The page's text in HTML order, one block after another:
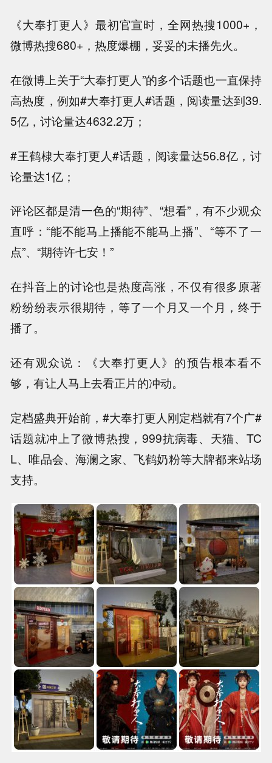
《大奉打更人》最初官宣时，全网热搜1000+，
微博热搜680+，热度爆棚，妥妥的未播先火。
在微博上关于“大奉打更人”的多个话题也一直保持
高热度，例如#大奉打更人#话题，阅读量达到39.
5亿，讨论量达4632.2万；
#王鹤棣大奉打更人#话题，阅读量达56.8亿，讨
论量达1亿；
评论区都是清一色的“期待”、“想看”，有不少观众
直呼：“能不能马上播能不能马上播”、“等不了一
点”、“期待许七安！”
在抖音上的讨论也是热度高涨，不仅有很多原著
粉纷纷表示很期待，等了一个月又一个月，终于
播了。
还有观众说：《大奉打更人》的预告根本看不
够，有让人马上去看正片的冲动。
定档盛典开始前，#大奉打更人刚定档就有7个广#
话题就冲上了微博热搜，999抗病毒、天猫、TC
L、唯品会、海澜之家、飞鹤奶粉等大牌都来站场
支持。